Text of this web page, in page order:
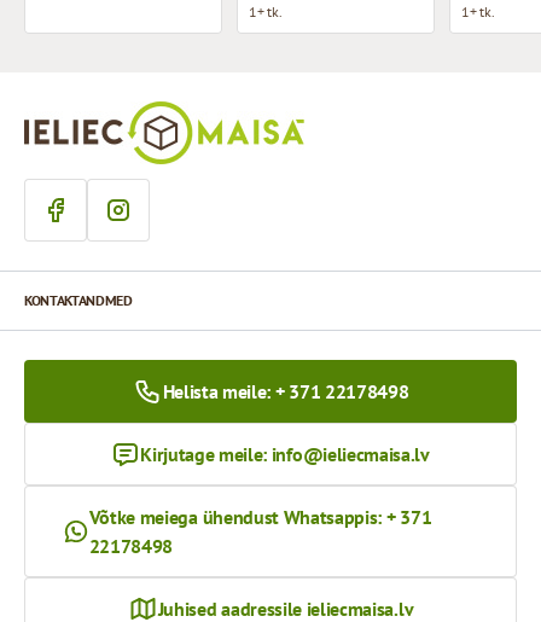
1+ tk. 1+ tk.
KONTAKTANDMED
Helista meile: + 371 22178498
Kirjutage meile: info@ieliecmaisa.lv
Võtke meiega ühendust Whatsappis: + 371
22178498
Juhised aadressile ieliecmaisa.lv